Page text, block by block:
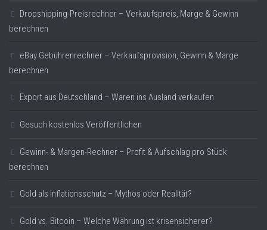
Dropshipping-Preisrechner – Verkaufspreis, Marge & Gewinn
berechnen
eBay Gebührenrechner – Verkaufsprovision, Gewinn & Marge
berechnen
Export aus Deutschland – Waren ins Ausland verkaufen
Gesuch kostenlos Veröffentlichen
Gewinn- & Margen-Rechner – Profit & Aufschlag pro Stück
berechnen
Gold als Inflationsschutz – Mythos oder Realität?
Gold vs. Bitcoin – Welche Währung ist krisensicherer?